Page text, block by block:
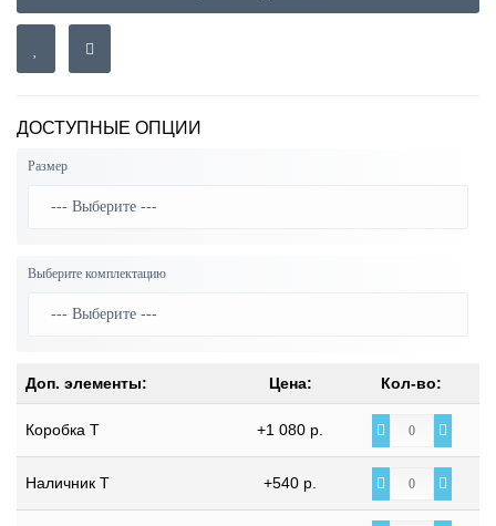
ДОСТУПНЫЕ ОПЦИИ
Размер
Выберите комплектацию
Доп. элементы: Цена: Кол-во:
Коробка Т +1 080 р.
Наличник Т +540 р.